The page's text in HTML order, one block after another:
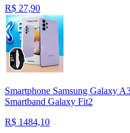
R$ 27,90
Smartphone Samsung Galaxy
Smartband Galaxy Fit2
R$ 1484,10